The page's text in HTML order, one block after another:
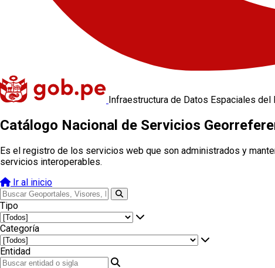
Infraestructura de Datos Espaciales del
Catálogo Nacional de Servicios
Es el registro de los servicios web que son administrados y
servicios interoperables.
Ir al inicio
Tipo
Categoría
Entidad